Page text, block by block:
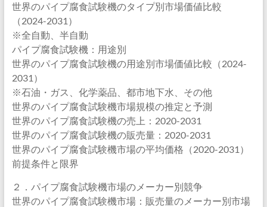
世界のパイプ腐食試験機のタイプ別市場価値比較
（2024-2031）
※全自動、半自動
パイプ腐食試験機：用途別
世界のパイプ腐食試験機の用途別市場価値比較（2024-
2031）
※石油・ガス、化学薬品、都市地下水、その他
世界のパイプ腐食試験機市場規模の推定と予測
世界のパイプ腐食試験機の売上：2020-2031
世界のパイプ腐食試験機の販売量：2020-2031
世界のパイプ腐食試験機市場の平均価格（2020-2031）
前提条件と限界
２．パイプ腐食試験機市場のメーカー別競争
世界のパイプ腐食試験機市場：販売量のメーカー別市場